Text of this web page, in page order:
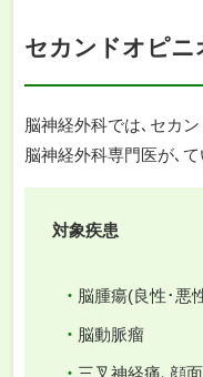
セカンドオピニ
脳神経外科では､セカ
脳神経外科専門医が､て
対象疾患
脳腫瘍(良性･悪
脳動脈瘤
三叉神経痛､顔